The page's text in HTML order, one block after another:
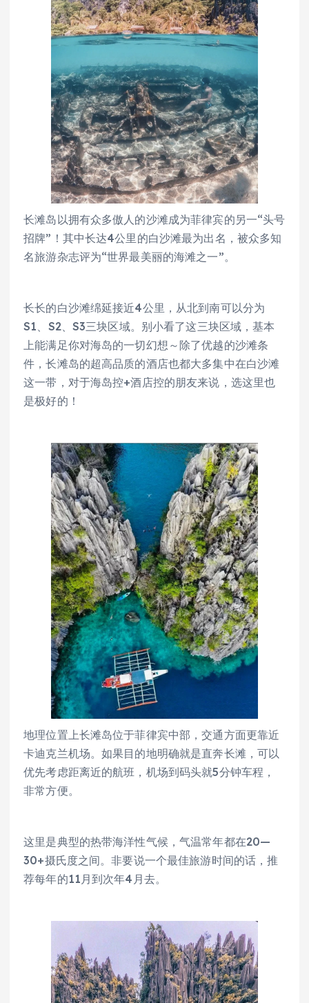
长滩岛以拥有众多傲人的沙滩成为菲律宾的另一“头号
招牌”！其中长达4公里的白沙滩最为出名，被众多知
名旅游杂志评为“世界最美丽的海滩之一”。
长长的白沙滩绵延接近4公里，从北到南可以分为
S1、S2、S3三块区域。别小看了这三块区域，基本
上能满足你对海岛的一切幻想～除了优越的沙滩条
件，长滩岛的超高品质的酒店也都大多集中在白沙滩
这一带，对于海岛控+酒店控的朋友来说，选这里也
是极好的！
地理位置上长滩岛位于菲律宾中部，交通方面更靠近
卡迪克兰机场。如果目的地明确就是直奔长滩，可以
优先考虑距离近的航班，机场到码头就5分钟车程，
非常方便。
这里是典型的热带海洋性气候，气温常年都在20—
30+摄氏度之间。非要说一个最佳旅游时间的话，推
荐每年的11月到次年4月去。